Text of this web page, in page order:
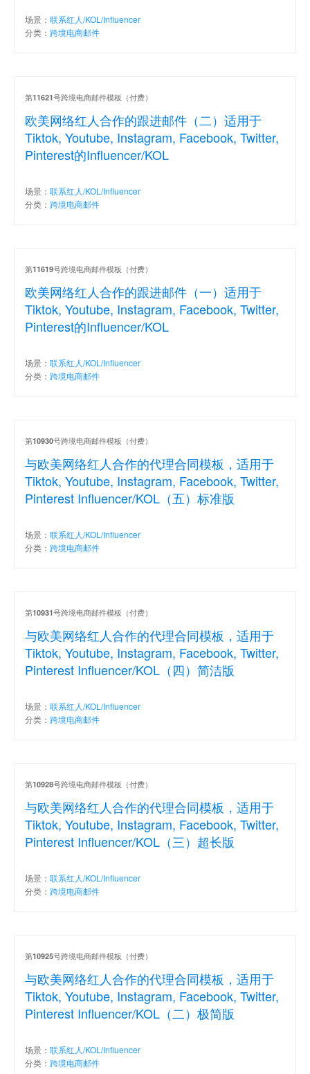
场景： 联系红人/KOL/Influencer
分类： 跨境电商邮件
欧美网络红人合作的跟进邮件（二）适用于
Tiktok, Youtube, Instagram, Facebook, Twitter,
Pinterest的Influencer/KOL
第11621号跨境电商邮件模板（付费）
场景： 联系红人/KOL/Influencer
分类： 跨境电商邮件
欧美网络红人合作的跟进邮件（一）适用于
Tiktok, Youtube, Instagram, Facebook, Twitter,
Pinterest的Influencer/KOL
第11619号跨境电商邮件模板（付费）
场景： 联系红人/KOL/Influencer
分类： 跨境电商邮件
与欧美网络红人合作的代理合同模板，适用于
Tiktok, Youtube, Instagram, Facebook, Twitter,
Pinterest Influencer/KOL（五）标准版
第10930号跨境电商邮件模板（付费）
场景： 联系红人/KOL/Influencer
分类： 跨境电商邮件
与欧美网络红人合作的代理合同模板，适用于
Tiktok, Youtube, Instagram, Facebook, Twitter,
Pinterest Influencer/KOL（四）简洁版
第10931号跨境电商邮件模板（付费）
场景： 联系红人/KOL/Influencer
分类： 跨境电商邮件
与欧美网络红人合作的代理合同模板，适用于
Tiktok, Youtube, Instagram, Facebook, Twitter,
Pinterest Influencer/KOL（三）超长版
第10928号跨境电商邮件模板（付费）
场景： 联系红人/KOL/Influencer
分类： 跨境电商邮件
与欧美网络红人合作的代理合同模板，适用于
Tiktok, Youtube, Instagram, Facebook, Twitter,
Pinterest Influencer/KOL（二）极简版
第10925号跨境电商邮件模板（付费）
场景： 联系红人/KOL/Influencer
分类： 跨境电商邮件